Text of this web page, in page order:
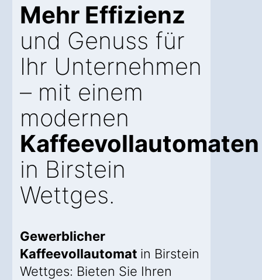
Mehr Effizienz
und Genuss für
Ihr Unternehmen
– mit einem
modernen
Kaffeevollautomaten
in Birstein
Wettges.
Gewerblicher
Kaffeevollautomat in Birstein
Wettges: Bieten Sie Ihren